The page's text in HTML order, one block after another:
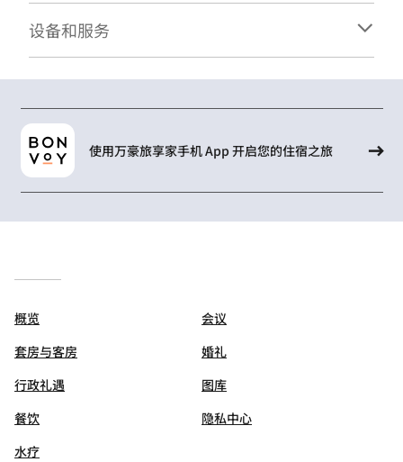
设备和服务
使用万豪旅享家手机 App 开启您的住宿之旅
概览
套房与客房
行政礼遇
餐饮
水疗
会议
婚礼
图库
隐私中心